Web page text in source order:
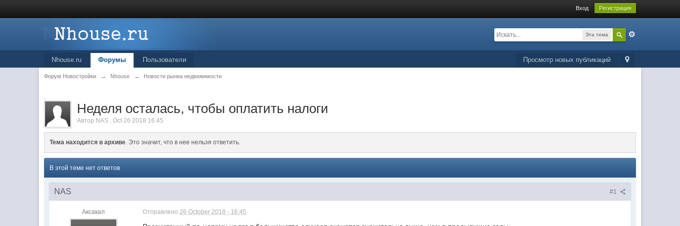
Вход Регистрация
Эта тема
Просмотр новых публикаций
Nhouse.ru Форумы Пользователи
Форум Новостройки → Nhouse → Новости рынка недвижимости
.
Неделя осталась, чтобы оплатить налоги
Автор NAS ,Oct 26 2018 16:45
Тема находится в архиве. Это значит, что в нее нельзя ответить.
В этой теме нет ответов
#1
NAS
Аксакал Отправлено26 October 2018 - 16:45